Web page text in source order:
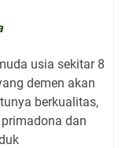
usia sekitar 8
demen akan
berkualitas,
dan